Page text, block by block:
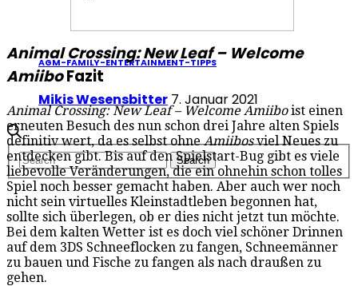
AGM-FAMILY-ENTERTAINMENT-TIPPS
Mikis Wesensbitter 7. Januar 2021
Animal Crossing: New Leaf – Welcome
AmiiboFazit
Animal Crossing: New Leaf – Welcome Amiiboist einen
erneuten Besuch des nun schon drei Jahre alten Spiels
definitiv wert, da es selbst ohneAmiibosviel Neues zu
entdecken gibt. Bis auf den Spielstart-Bug gibt es viele
liebevolle Veränderungen, die ein ohnehin schon tolles
Spiel noch besser gemacht haben. Aber auch wer noch
nicht sein virtuelles Kleinstadtleben begonnen hat,
sollte sich überlegen, ob er dies nicht jetzt tun möchte.
Bei dem kalten Wetter ist es doch viel schöner Drinnen
auf dem 3DS Schneeflocken zu fangen, Schneemänner
zu bauen und Fische zu fangen als nach draußen zu
gehen.